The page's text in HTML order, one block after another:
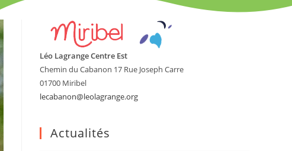
Léo Lagrange Centre Est
Chemin du Cabanon 17 Rue Joseph Carre
01700 Miribel
lecabanon@leolagrange.org
Actualités